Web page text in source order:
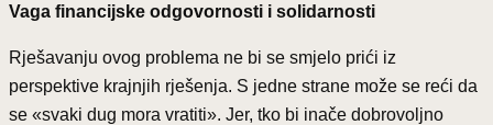
Vaga financijske odgovornosti i solidarnosti
Rješavanju ovog problema ne bi se smjelo prići iz
perspektive krajnjih rješenja. S jedne strane može se reći da
se «svaki dug mora vratiti». Jer, tko bi inače dobrovoljno